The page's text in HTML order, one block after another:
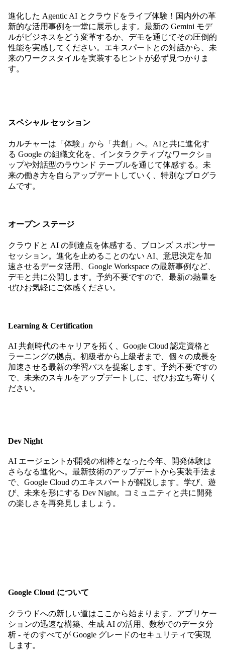
進化した Agentic AI とクラウドをライブ体験！国内外の革
新的な活用事例を一堂に展示します。最新の Gemini モデ
ルがビジネスをどう変革するか、デモを通じてその圧倒的
性能を実感してください。エキスパートとの対話から、未
来のワークスタイルを実装するヒントが必ず見つかりま
す。
スペシャル セッション
カルチャーは「体験」から「共創」へ。AIと共に進化す
る Google の組織文化を、インタラクティブなワークショ
ップや対話型のラウンド テーブルを通じて体感する。未
来の働き方を自らアップデートしていく、特別なプログラ
ムです。
オープン ステージ
クラウドと AI の到達点を体感する、ブロンズ スポンサー
セッション。進化を止めることのない AI、意思決定を加
速させるデータ活用、Google Workspace の最新事例など、
デモと共に公開します。予約不要ですので、最新の熱量を
ぜひお気軽にご体感ください。
Learning & Certification
AI 共創時代のキャリアを拓く、Google Cloud 認定資格と
ラーニングの拠点。初級者から上級者まで、個々の成長を
加速させる最新の学習パスを提案します。予約不要ですの
で、未来のスキルをアップデートしに、ぜひお立ち寄りく
ださい。
Dev Night
AI エージェントが開発の相棒となった今年、開発体験は
さらなる進化へ。最新技術のアップデートから実装手法ま
で、Google Cloud のエキスパートが解説します。学び、遊
び、未来を形にする Dev Night。コミュニティと共に開発
の楽しさを再発見しましょう。
Google Cloud について
クラウドへの新しい道はここから始まります。アプリケー
ションの迅速な構築、生成 AI の活用、数秒でのデータ分
析 - そのすべてが Google グレードのセキュリティで実現
します。